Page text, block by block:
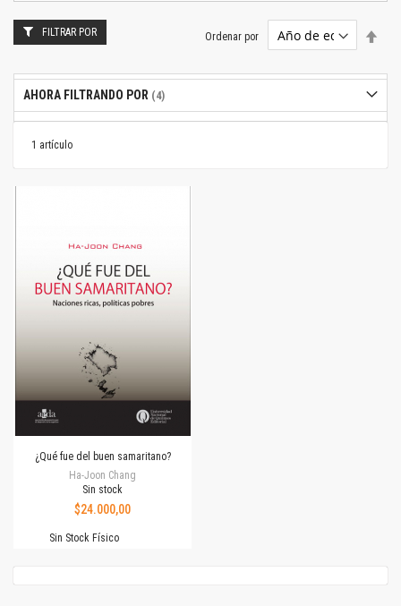
1 artículo
Ordenar por
¿Qué fue del buen samaritano?
Ha-Joon Chang
Sin stock
$24.000,00
Sin Stock Físico
FILTRAR POR
AHORA FILTRANDO POR